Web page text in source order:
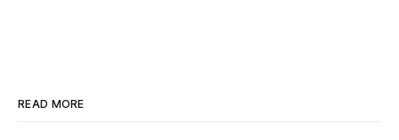
READ MORE